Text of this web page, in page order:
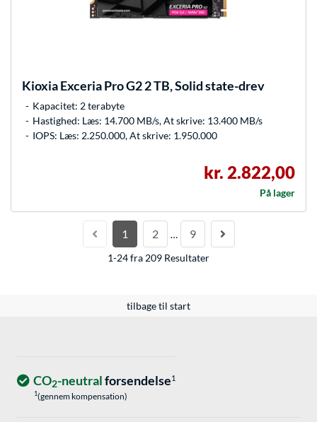
KioxiaExceria Pro G2 2 TB, Solid state-drev
Kapacitet: 2 terabyte
Hastighed: Læs: 14.700 MB/s, At skrive: 13.400 MB/s
IOPS: Læs: 2.250.000, At skrive: 1.950.000
kr. 2.822,00
På lager
1 2 … 9
1-24 fra 209 Resultater
tilbage til start
CO2-neutralforsendelse1
1(gennem kompensation)